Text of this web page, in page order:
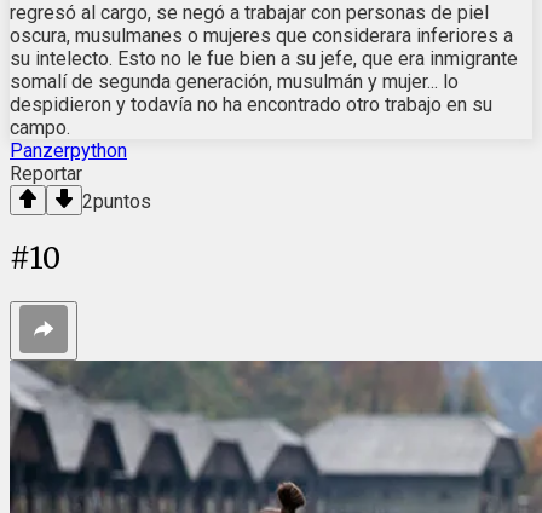
regresó al cargo, se negó a trabajar con personas de piel
oscura, musulmanes o mujeres que considerara inferiores a
su intelecto. Esto no le fue bien a su jefe, que era inmigrante
somalí de segunda generación, musulmán y mujer... lo
despidieron y todavía no ha encontrado otro trabajo en su
campo.
Panzerpython
Reportar
2puntos
#10